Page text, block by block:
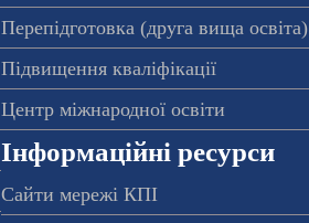
Перепідготовка (друга вища освіта)
Підвищення кваліфікації
Центр міжнародної освіти
Інформаційні ресурси
Сайти мережі КПІ